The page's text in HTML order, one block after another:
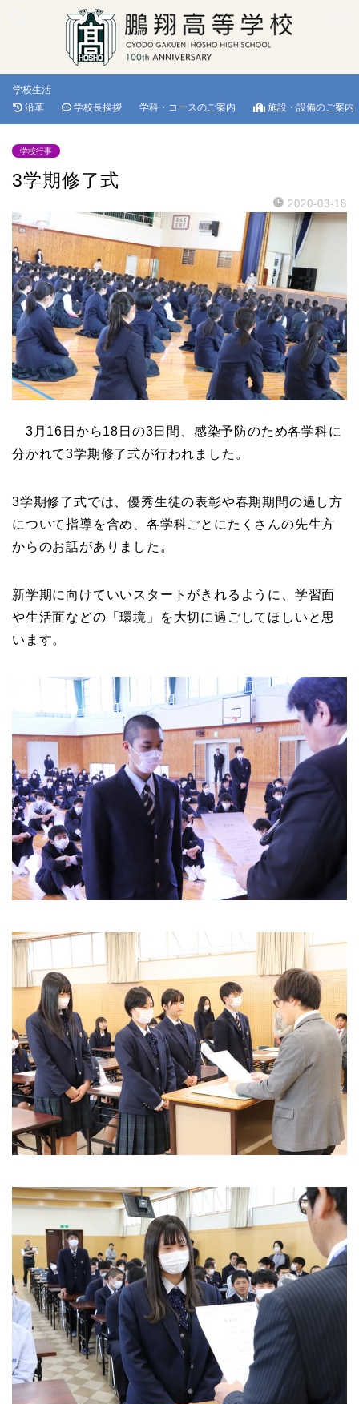
学校生活
沿革
学校長挨拶 学科・コースのご案内 施設・設備のご案内
学校行事
3学期修了式
2020-03-18
3月16日から18日の3日間、感染予防のため各学科に
分かれて3学期修了式が行われました。
3学期修了式では、優秀生徒の表彰や春期期間の過し方
について指導を含め、各学科ごとにたくさんの先生方
からのお話がありました。
新学期に向けていいスタートがきれるように、学習面
や生活面などの「環境」を大切に過ごしてほしいと思
います。